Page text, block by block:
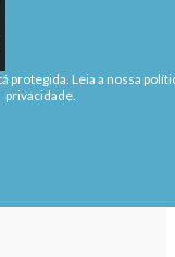
protegida. Leia a nossa
privacidade.